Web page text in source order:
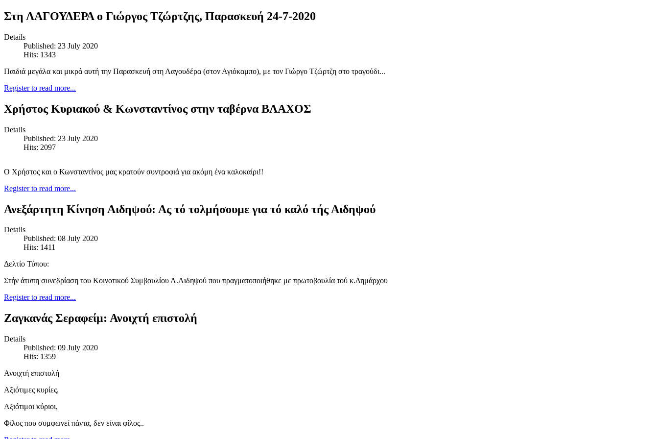
Στη ΛΑΓΟΥΔΕΡΑ ο Γιώργος Τζώρτζης, Παρασκευή 24-7-2020
Details
Published: 23 July 2020
Hits: 1343
Παιδιά μεγάλα και μικρά αυτή την Παρασκευή στη Λαγουδέρα (στον Αγιόκαμπο), με τον Γιώργο Τζώρτζη στο τραγούδι...
Register to read more...
Χρήστος Κυριακού & Κωνσταντίνος στην ταβέρνα ΒΛΑΧΟΣ
Details
Published: 23 July 2020
Hits: 2097
Ο Χρήστος και ο Κωνσταντίνος μας κρατούν συντροφιά για ακόμη ένα καλοκαίρι!!
Register to read more...
Ανεξάρτητη Κίνηση Αιδηψού: Ας τό τολμήσουμε για τό καλό τής Αιδηψού
Details
Published: 08 July 2020
Hits: 1411
Δελτίο Τύπου:
Στήν άτυπη συνεδρίαση του Κοινοτικού Συμβουλίου Λ.Αιδηψού που πραγματοποιήθηκε με πρωτοβουλία τού κ.Δημάρχου
Register to read more...
Ζαγκανάς Σεραφείμ: Ανοιχτή επιστολή
Details
Published: 09 July 2020
Hits: 1359
Ανοιχτή επιστολή
Αξιότιμες κυρίες,
Αξιότιμοι κύριοι,
Φίλος που συμφωνεί πάντα, δεν είναι φίλος..